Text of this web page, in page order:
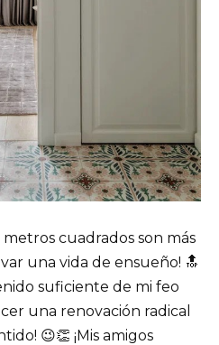
cuadrados son más
una vida de ensueño! 🔝
suficiente de mi feo
una renovación radical
😉👏 ¡Mis amigos